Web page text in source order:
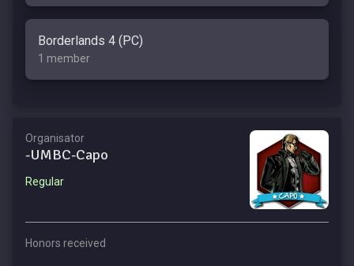
Borderlands 4 (PC)
1 member
Organisator
-UMBC-Capo
Regular
Honors received